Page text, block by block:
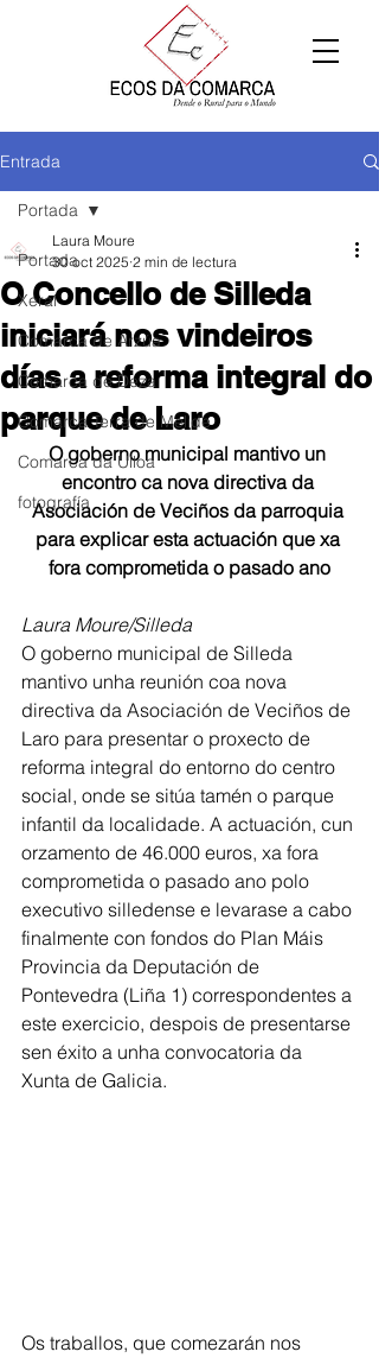
Entrada
Portada
Xeral
Comarca de Arzúa
Comarca de Deza
Comarca Terra de Melide
Comarca da Ulloa
fotografía
Portada
O Concello de Silleda
iniciará nos vindeiros
días a reforma integral do
parque de Laro
Laura Moure
30 oct 2025 2 min de lectura
O goberno municipal mantivo un
encontro ca nova directiva da
Asociación de Veciños da parroquia
para explicar esta actuación que xa
fora comprometida o pasado ano
Laura Moure/Silleda
O goberno municipal de Silleda
mantivo unha reunión coa nova
directiva da Asociación de Veciños de
Laro para presentar o proxecto de
reforma integral do entorno do centro
social, onde se sitúa tamén o parque
infantil da localidade. A actuación, cun
orzamento de 46.000 euros, xa fora
comprometida o pasado ano polo
executivo silledense e levarase a cabo
finalmente con fondos do Plan Máis
Provincia da Deputación de
Pontevedra (Liña 1) correspondentes a
este exercicio, despois de presentarse
sen éxito a unha convocatoria da
Xunta de Galicia.
Os traballos, que comezarán nos